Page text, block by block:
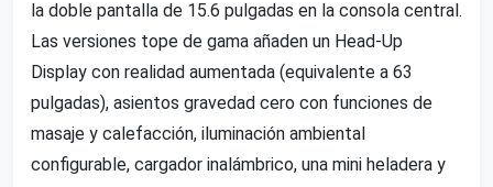
la doble pantalla de 15.6 pulgadas en la consola central.
Las versiones tope de gama añaden un Head-Up
Display con realidad aumentada (equivalente a 63
pulgadas), asientos gravedad cero con funciones de
masaje y calefacción, iluminación ambiental
configurable, cargador inalámbrico, una mini heladera y